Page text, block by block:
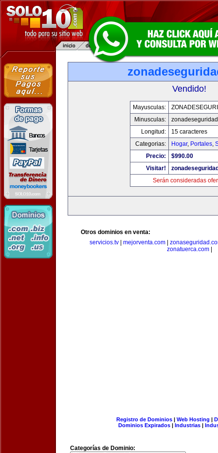
Vendido!
Mayusculas:
Minusculas:
Longitud:
15 caracteres
Categorias:
Hogar, Portales,
Precio:
$990.00
Visitar!
Serán consideradas
Otros dominios en venta:
servicios.tv| mejorventa.com|
zonatuerca.com|
Registro de Dominios| Web Hosting |
Dominios Expirados | Industrias |
Categorías de Dominio: